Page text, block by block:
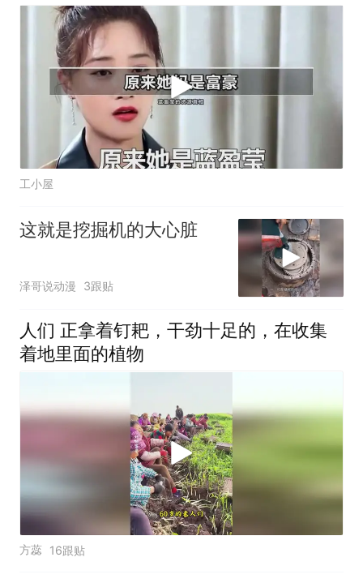
工小屋
这就是挖掘机的大心脏
泽哥说动漫 3跟贴
人们 正拿着钉耙，干劲十足的，在收集
着地里面的植物
方蕊 16跟贴